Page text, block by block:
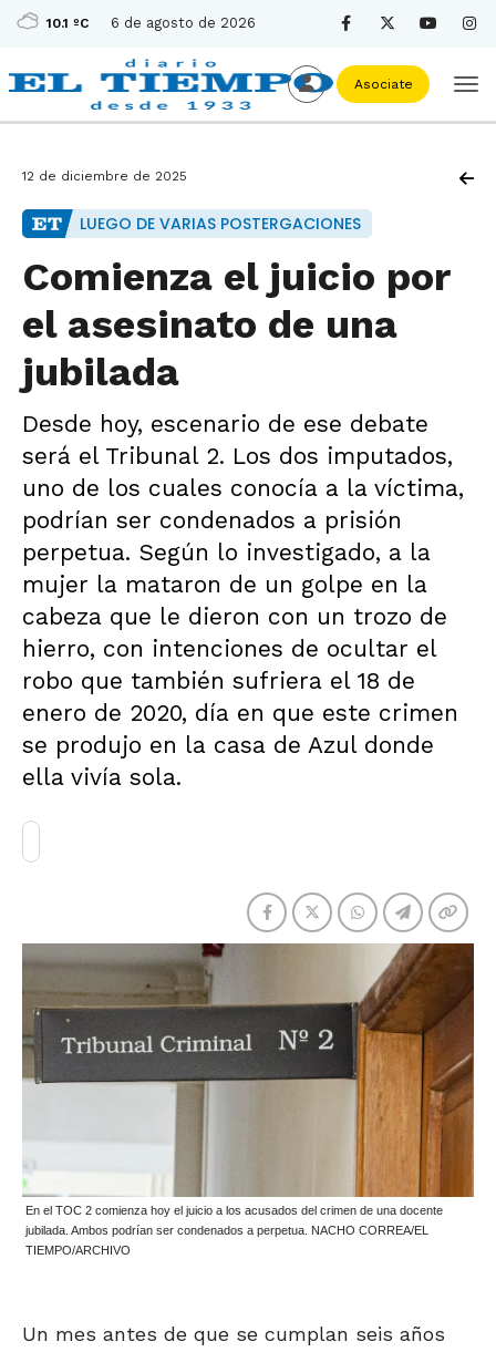
10.1 ºC 6 de agosto de 2026
Asociate
12 de diciembre de 2025
LUEGO DE VARIAS POSTERGACIONES
Comienza el juicio por
el asesinato de una
jubilada
Desde hoy, escenario de ese debate
será el Tribunal 2. Los dos imputados,
uno de los cuales conocía a la víctima,
podrían ser condenados a prisión
perpetua. Según lo investigado, a la
mujer la mataron de un golpe en la
cabeza que le dieron con un trozo de
hierro, con intenciones de ocultar el
robo que también sufriera el 18 de
enero de 2020, día en que este crimen
se produjo en la casa de Azul donde
ella vivía sola.
En el TOC 2 comienza hoy el juicio a los acusados del crimen de una docente
jubilada. Ambos podrían ser condenados a perpetua. NACHO CORREA/EL
TIEMPO/ARCHIVO
Un mes antes de que se cumplan seis años